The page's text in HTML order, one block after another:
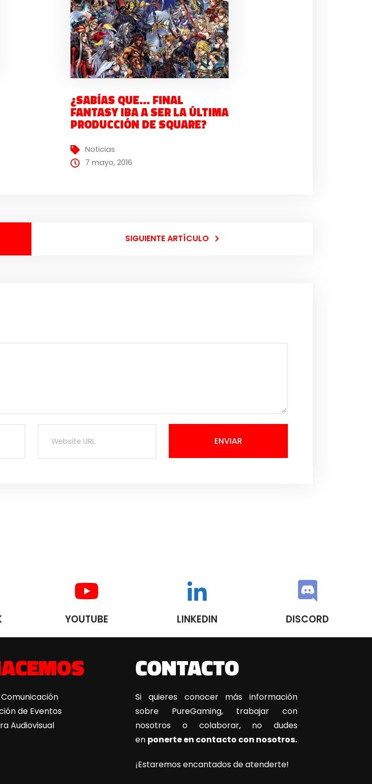
¿SABÍAS QUE… FINAL
FANTASY IBA A SER LA ÚLTIMA
PRODUCCIÓN DE SQUARE?
Noticias
7 mayo, 2016
SIGUIENTE ARTÍCULO
ENVIAR
YOUTUBE LINKEDIN DISCORD
de Eventos
Audiovisual
CONTACTO
Si quieres conocer más información
sobre PureGaming, trabajar con
nosotros o colaborar, no dudes
en ponerte en contacto con nosotros.
¡Estaremos encantados de atenderte!